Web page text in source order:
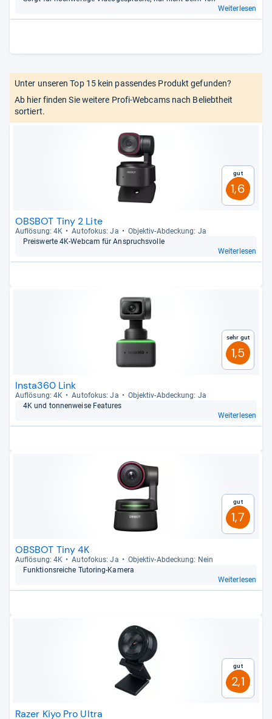
Weiterlesen
Unter unseren Top 15 kein passendes Produkt gefunden?
Ab hier finden Sie weitere Profi-Webcams nach Beliebtheit
sortiert.
Gut
1,6
OBSBOT Tiny 2 Lite
Auf­lö­sung: 4K Auto­fo­kus: Ja
Objek­tiv-​Abde­ckung: Ja
Preis­werte 4K-​Web­cam für Anspruchs­volle
Weiterlesen
Sehr gut
1,5
Insta360 Link
Auf­lö­sung: 4K Auto­fo­kus: Ja
Objek­tiv-​Abde­ckung: Ja
4K und ton­nen­weise Fea­tu­res
Weiterlesen
Gut
1,7
OBSBOT Tiny 4K
Auf­lö­sung: 4K Auto­fo­kus: Ja
Objek­tiv-​Abde­ckung: Nein
Funk­ti­ons­rei­che Tuto­ring-​Kamera
Weiterlesen
Gut
2,1
Razer Kiyo Pro Ultra